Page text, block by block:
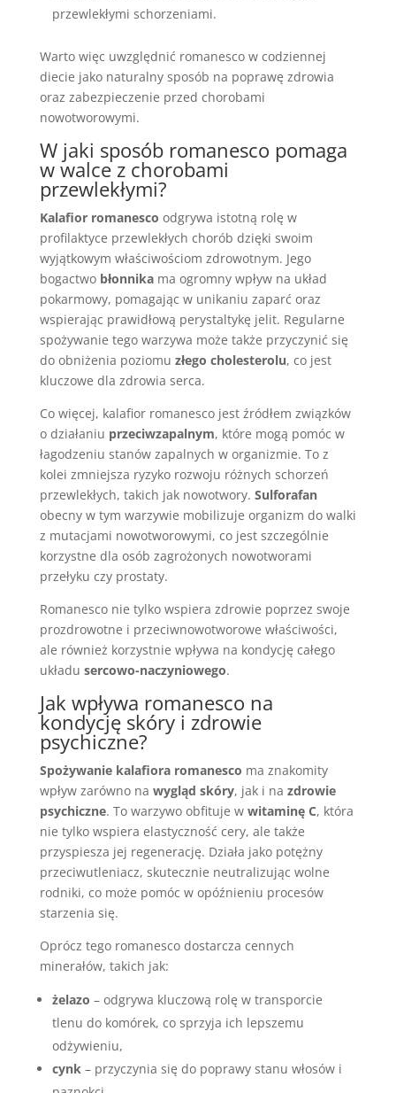
przewlekłymi schorzeniami.
Warto więc uwzględnić romanesco w codziennej
diecie jako naturalny sposób na poprawę zdrowia
oraz zabezpieczenie przed chorobami
nowotworowymi.
W jaki sposób romanesco pomaga
w walce z chorobami
przewlekłymi?
Kalafior romanesco odgrywa istotną rolę w
profilaktyce przewlekłych chorób dzięki swoim
wyjątkowym właściwościom zdrowotnym. Jego
bogactwo błonnikama ogromny wpływ na układ
pokarmowy, pomagając w unikaniu zaparć oraz
wspierając prawidłową perystaltykę jelit. Regularne
spożywanie tego warzywa może także przyczynić się
do obniżenia poziomu złego cholesterolu, co jest
kluczowe dla zdrowia serca.
Co więcej, kalafior romanesco jest źródłem związków
o działaniu przeciwzapalnym, które mogą pomóc w
łagodzeniu stanów zapalnych w organizmie. To z
kolei zmniejsza ryzyko rozwoju różnych schorzeń
przewlekłych, takich jak nowotwory. Sulforafan
obecny w tym warzywie mobilizuje organizm do walki
z mutacjami nowotworowymi, co jest szczególnie
korzystne dla osób zagrożonych nowotworami
przełyku czy prostaty.
Romanesco nie tylko wspiera zdrowie poprzez swoje
prozdrowotne i przeciwnowotworowe właściwości,
ale również korzystnie wpływa na kondycję całego
układu sercowo-naczyniowego.
Jak wpływa romanesco na
kondycję skóry i zdrowie
psychiczne?
Spożywanie kalafiora romanesco ma znakomity
wpływ zarówno na wygląd skóry, jak i na zdrowie
psychiczne. To warzywo obfituje w witaminę C, która
nie tylko wspiera elastyczność cery, ale także
przyspiesza jej regenerację. Działa jako potężny
przeciwutleniacz, skutecznie neutralizując wolne
rodniki, co może pomóc w opóźnieniu procesów
starzenia się.
Oprócz tego romanesco dostarcza cennych
minerałów, takich jak:
żelazo – odgrywa kluczową rolę w transporcie
tlenu do komórek, co sprzyja ich lepszemu
odżywieniu,
cynk– przyczynia się do poprawy stanu włosów i